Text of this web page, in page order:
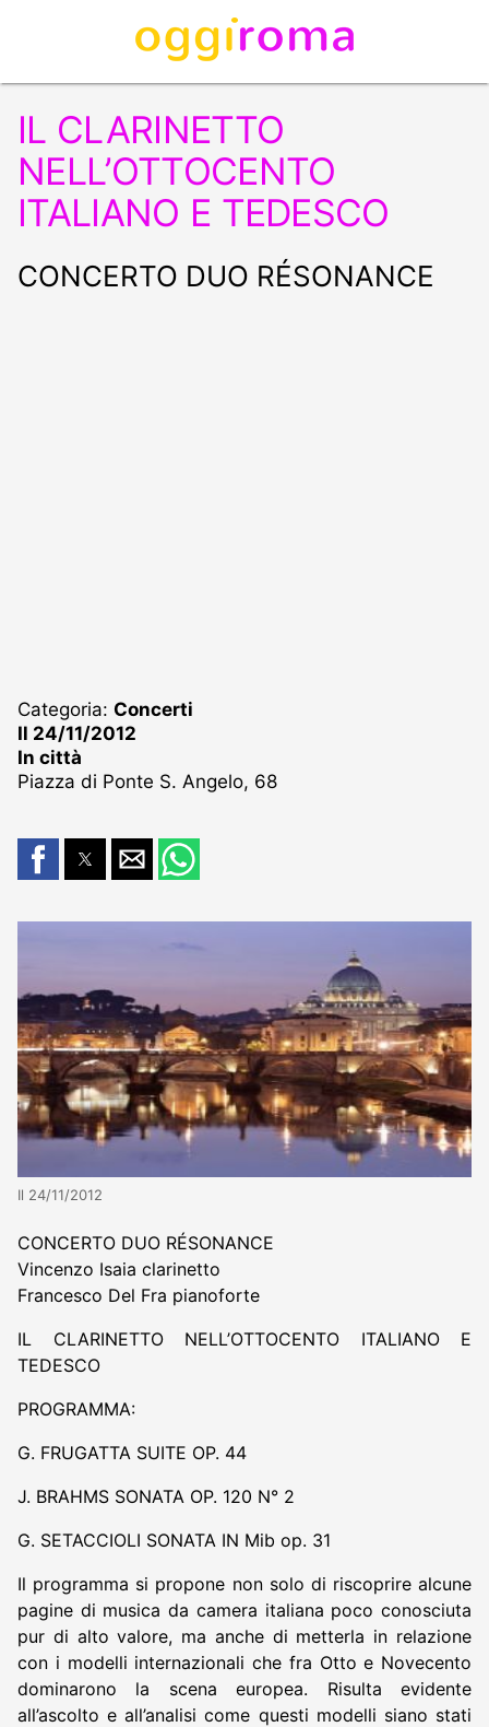
IL CLARINETTO
NELL’OTTOCENTO
ITALIANO E TEDESCO
CONCERTO DUO RÉSONANCE
Categoria: Concerti
Il 24/11/2012
In città
Piazza di Ponte S. Angelo, 68
Il 24/11/2012
CONCERTO DUO RÉSONANCE
Vincenzo Isaia clarinetto
Francesco Del Fra pianoforte
IL CLARINETTO NELL’OTTOCENTO ITALIANO E
TEDESCO
PROGRAMMA:
G. FRUGATTA SUITE OP. 44
J. BRAHMS SONATA OP. 120 N° 2
G. SETACCIOLI SONATA IN Mib op. 31
Il programma si propone non solo di riscoprire alcune
pagine di musica da camera italiana poco conosciuta
pur di alto valore, ma anche di metterla in relazione
con i modelli internazionali che fra Otto e Novecento
dominarono la scena europea. Risulta evidente
all’ascolto e all’analisi come questi modelli siano stati